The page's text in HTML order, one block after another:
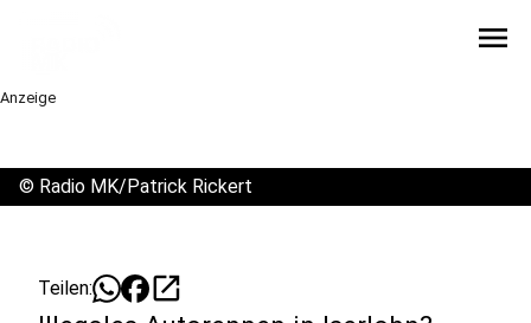
menu
Anzeige
© Radio MK/Patrick Rickert
Teilen: open_in_new